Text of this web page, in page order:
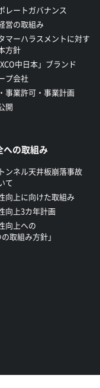
レートガバナンス
営の取組み
マーハラスメントに対す
方針
中日本」ブランド
プ会社
事業許可・事業計画
開
への取組み
ンネル天井板崩落事故
て
向上に向けた取組み
向上3カ年計画
向上への
の取組み方針」